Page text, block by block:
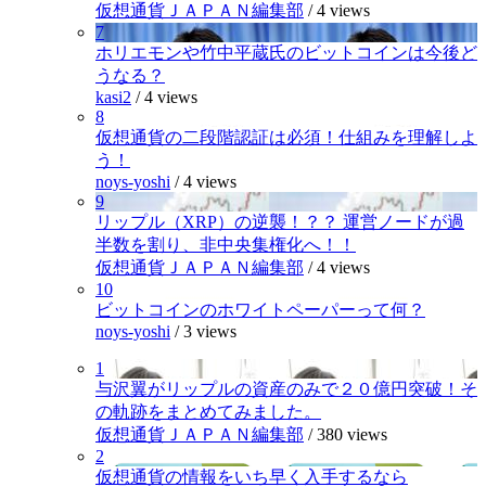
仮想通貨ＪＡＰＡＮ編集部 /4 views
7
ホリエモンや竹中平蔵氏のビットコインは今後ど
うなる？
kasi2 /4 views
8
仮想通貨の二段階認証は必須！仕組みを理解しよ
う！
noys-yoshi /4 views
9
リップル（XRP）の逆襲！？？ 運営ノードが過
半数を割り、非中央集権化へ！！
仮想通貨ＪＡＰＡＮ編集部 /4 views
10
ビットコインのホワイトペーパーって何？
noys-yoshi /3 views
1
与沢翼がリップルの資産のみで２０億円突破！そ
の軌跡をまとめてみました。
仮想通貨ＪＡＰＡＮ編集部 /380 views
2
仮想通貨の情報をいち早く入手するなら